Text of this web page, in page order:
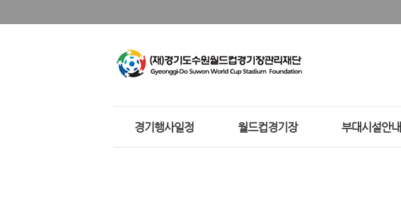
경기행사일정 월드컵경기장 부대시설안내